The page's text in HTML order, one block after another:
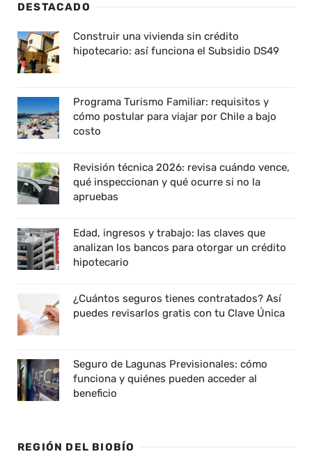
DESTACADO
Construir una vivienda sin crédito
hipotecario: así funciona el Subsidio DS49
Programa Turismo Familiar: requisitos y
cómo postular para viajar por Chile a bajo
costo
Revisión técnica 2026: revisa cuándo vence,
qué inspeccionan y qué ocurre si no la
apruebas
Edad, ingresos y trabajo: las claves que
analizan los bancos para otorgar un crédito
hipotecario
¿Cuántos seguros tienes contratados? Así
puedes revisarlos gratis con tu Clave Única
Seguro de Lagunas Previsionales: cómo
funciona y quiénes pueden acceder al
beneficio
REGIÓN DEL BIOBÍO